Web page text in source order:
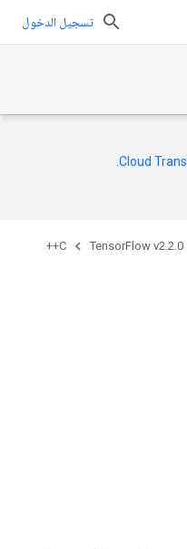
تسجيل الدخول
Cloud
TensorFlow v2.2.0
C++